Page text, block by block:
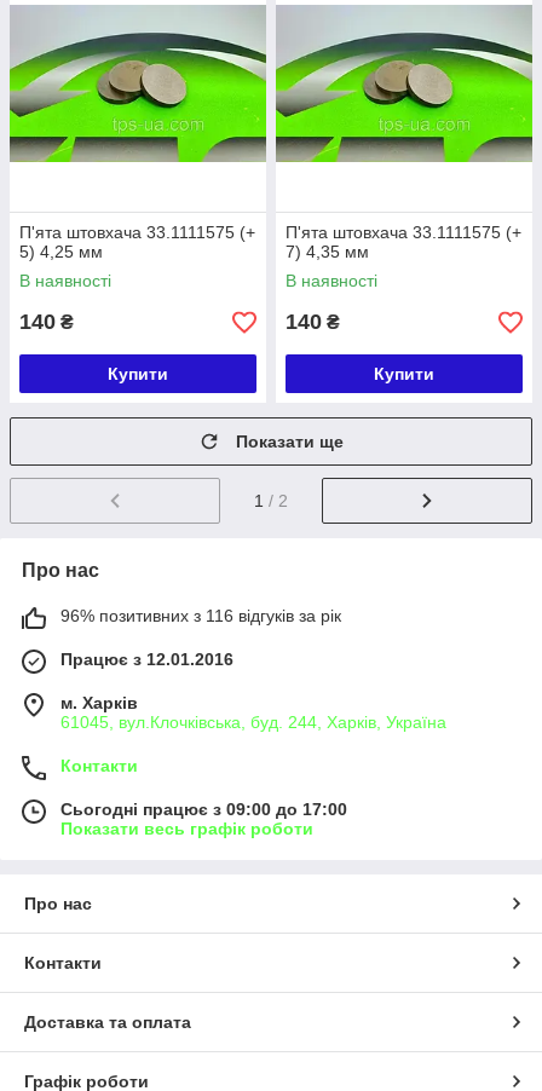
П'ята штовхача 33.1111575 (+
5) 4,25 мм
В наявності
140 ₴
Купити
П'ята штовхача 33.1111575 (+
7) 4,35 мм
В наявності
140 ₴
Купити
Показати ще
1 / 2
Про нас
96% позитивних з 116 відгуків за рік
Працює з 12.01.2016
м. Харків
61045, вул.Клочківська, буд. 244, Харків, Україна
Контакти
Сьогодні працює з 09:00 до 17:00
Показати весь графік роботи
Про нас
Контакти
Доставка та оплата
Графік роботи